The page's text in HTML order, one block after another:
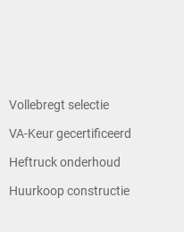
Vollebregt selectie
VA-Keur gecertificeerd
Heftruck onderhoud
Huurkoop constructie